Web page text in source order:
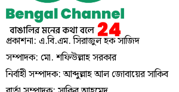
প্রকাশনা: এ.বি.এম. সিরাজুল হক সাজিদ
সম্পাদক: মো. শফিউল্লাহ সরকার
নির্বাহী সম্পাদক: আব্দুল্লাহ আল জোবায়ের সাকিব